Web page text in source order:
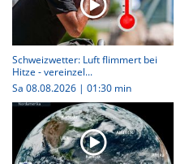
Schweizwetter: Luft flimmert bei
Hitze - vereinzel...
Sa 08.08.2026 | 01:30 min